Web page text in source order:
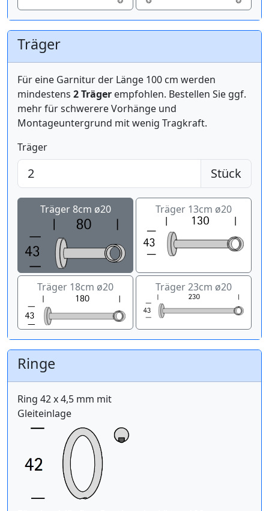
Träger
Für eine Garnitur der Länge 100 cm werden
mindestens 2 Träger empfohlen. Bestellen Sie ggf.
mehr für schwerere Vorhänge und
Montageuntergrund mit wenig Tragkraft.
Träger
Stück
Träger 8cm ø20 Träger 13cm ø20
Träger 18cm ø20 Träger 23cm ø20
Ringe
Ring 42 x 4,5 mm mit
Gleiteinlage